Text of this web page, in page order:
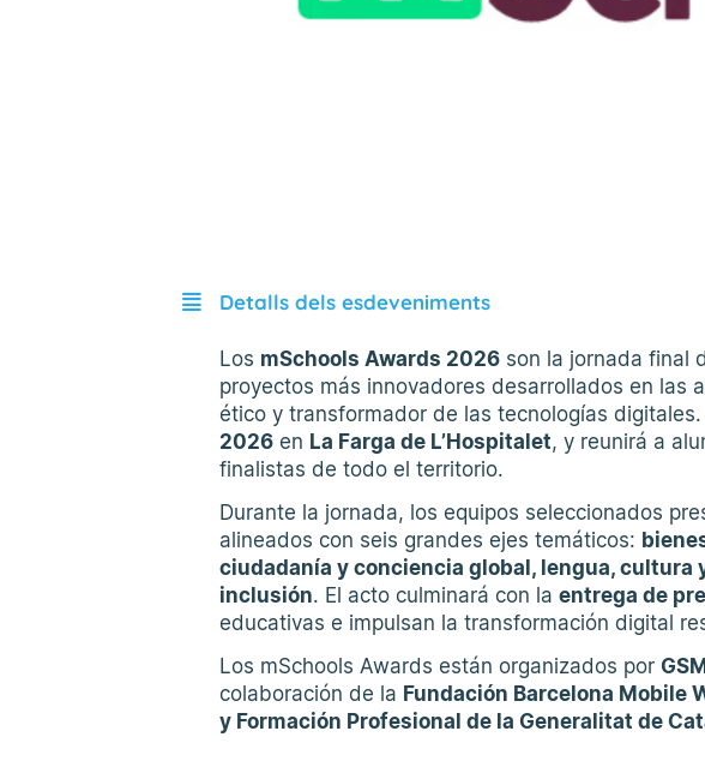
Detalls dels esdeveniments
Los mSchools Awards 2026 son la jornada final
proyectos más innovadores desarrollados en las
ético y transformador de las tecnologías
2026 en La Farga de L’Hospitalet, y reunirá a
finalistas de todo el territorio.
Durante la jornada, los equipos seleccionados
alineados con seis grandes ejes temáticos:
ciudadanía y conciencia global, lengua,
inclusión. El acto culminará con la entrega de
educativas e impulsan la transformación digital
Los mSchools Awards están organizados por
colaboración de la Fundación Barcelona Mobile
y Formación Profesional de la Generalitat de